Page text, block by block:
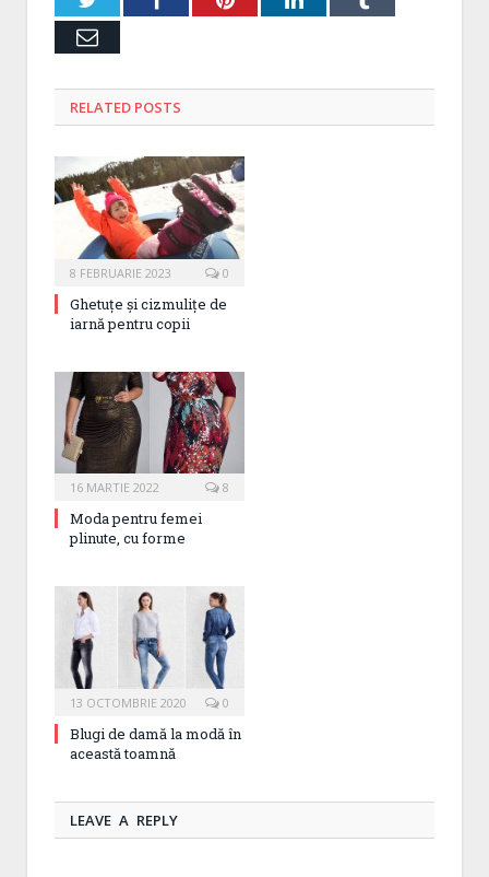
Email
RELATED POSTS
8 FEBRUARIE 2023 0
Ghetuțe și cizmulițe de
iarnă pentru copii
16 MARTIE 2022 8
Moda pentru femei
plinute, cu forme
13 OCTOMBRIE 2020 0
Blugi de damă la modă în
această toamnă
LEAVE A REPLY